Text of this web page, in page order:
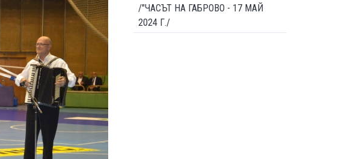
/"ЧАСЪТ НА ГАБРОВО - 17 МАЙ
2024 Г./